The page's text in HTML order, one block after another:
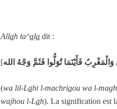
Allah ta^ala dit :
[فَأَيْنَمَا تُوَلُّوا فَثَمَّ وَجْهُ الله
(wa lil-Lahi l-machriqou wa l-
wajhou l-Lah). La signification est